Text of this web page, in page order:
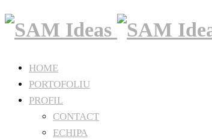
HOME
PORTOFOLIU
PROFIL
CONTACT
ECHIPA